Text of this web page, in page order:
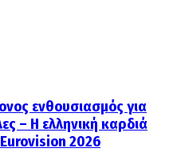
ενθουσιασμός για
– Η ελληνική καρδιά
2026